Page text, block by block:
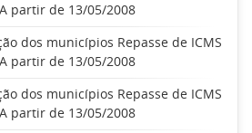
partir de 13/05/2008
dos municípios Repasse de ICMS
partir de 13/05/2008
dos municípios Repasse de ICMS
partir de 13/05/2008